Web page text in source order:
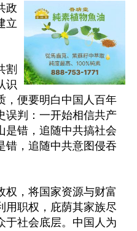
政
立
割
识
，便要明白中国人百年
误判：一开始相信共产
是错，追随中共搞社会
错，追随中共意图侵吞
权，将国家资源与财富
用职权，庇荫其家族尽
于社会底层。中国人为